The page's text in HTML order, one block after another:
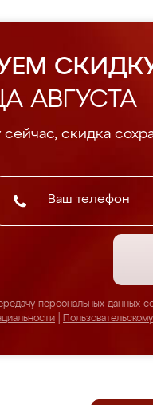
АВГУСТА
сейчас, скидка
персональных данных